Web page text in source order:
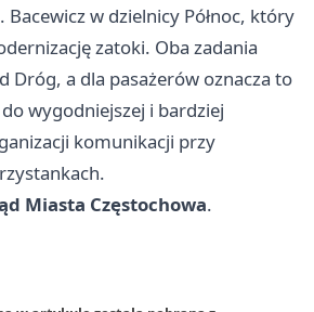
w dzielnicy Północ, który
zatoki. Oba zadania
Dróg, a dla pasażerów oznacza to
wygodniejszej i bardziej
komunikacji przy
Miasta Częstochowa.